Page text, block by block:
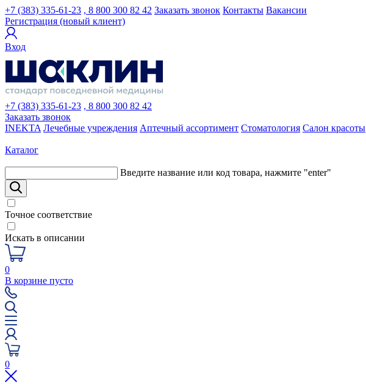
+7 (383) 335-61-23 , 8 800 300 82 42 Заказать звонок Контакты Вакансии
Регистрация (новый клиент)
Вход
+7 (383) 335-61-23 , 8 800 300 82 42
Заказать звонок
INEKTA Лечебные учреждения Аптечный ассортимент Стоматология Салон красоты
Каталог
Введите название или код товара, нажмите "enter"
Точное соответствие
Искать в описании
0
В корзине пусто
0